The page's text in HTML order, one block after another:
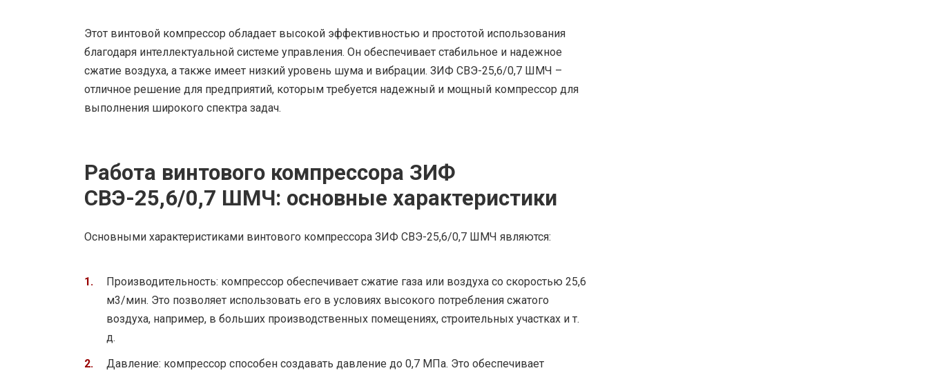
Этот винтовой компрессор обладает высокой эффективностью и простотой использования
благодаря интеллектуальной системе управления. Он обеспечивает стабильное и надежное
сжатие воздуха, а также имеет низкий уровень шума и вибрации. ЗИФ СВЭ-25,6/0,7 ШМЧ –
отличное решение для предприятий, которым требуется надежный и мощный компрессор для
выполнения широкого спектра задач.
Работа винтового компрессора ЗИФ
СВЭ-25,6/0,7 ШМЧ: основные характеристики
Основными характеристиками винтового компрессора ЗИФ СВЭ-25,6/0,7 ШМЧ являются:
Производительность: компрессор обеспечивает сжатие газа или воздуха со скоростью 25,6
м3/мин. Это позволяет использовать его в условиях высокого потребления сжатого
воздуха, например, в больших производственных помещениях, строительных участках и т.
д.
Давление: компрессор способен создавать давление до 0,7 МПа. Это обеспечивает